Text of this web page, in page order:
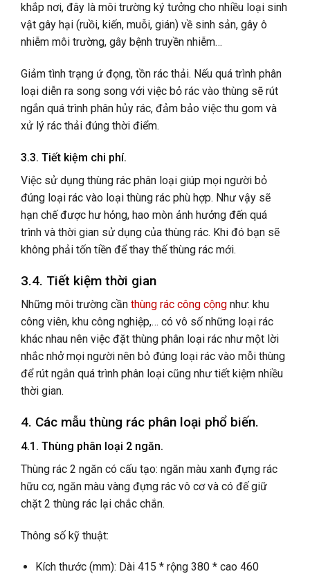
khắp nơi, đây là môi trường ký tưởng cho nhiều loại sinh
vật gây hại (ruồi, kiến, muỗi, gián) về sinh sản, gây ô
nhiễm môi trường, gây bệnh truyền nhiễm…
Giảm tình trạng ứ đọng, tồn rác thải. Nếu quá trình phân
loại diễn ra song song với việc bỏ rác vào thùng sẽ rút
ngắn quá trình phân hủy rác, đảm bảo việc thu gom và
xử lý rác thải đúng thời điểm.
3.3. Tiết kiệm chi phí.
Việc sử dụng thùng rác phân loại giúp mọi người bỏ
đúng loại rác vào loại thùng rác phù hợp. Như vậy sẽ
hạn chế được hư hỏng, hao mòn ảnh hưởng đến quá
trình và thời gian sử dụng của thùng rác. Khi đó bạn sẽ
không phải tốn tiền để thay thế thùng rác mới.
3.4. Tiết kiệm thời gian
Những môi trường cần thùng rác công cộng như: khu
công viên, khu công nghiệp,… có vô số những loại rác
khác nhau nên việc đặt thùng phân loại rác như một lời
nhắc nhở mọi người nên bỏ đúng loại rác vào mỗi thùng
để rút ngắn quá trình phân loại cũng như tiết kiệm nhiều
thời gian.
4. Các mẫu thùng rác phân loại phổ biến.
4.1. Thùng phân loại 2 ngăn.
Thùng rác 2 ngăn có cấu tạo: ngăn màu xanh đựng rác
hữu cơ, ngăn màu vàng đựng rác vô cơ và có đế giữ
chặt 2 thùng rác lại chắc chắn.
Thông số kỹ thuật:
Kích thước (mm): Dài 415 * rộng 380 * cao 460